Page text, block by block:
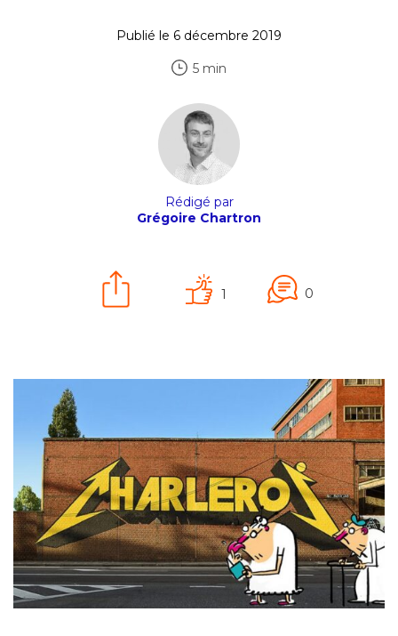
Publié le 6 décembre 2019
5 min
Rédigé par
Grégoire Chartron
1 0